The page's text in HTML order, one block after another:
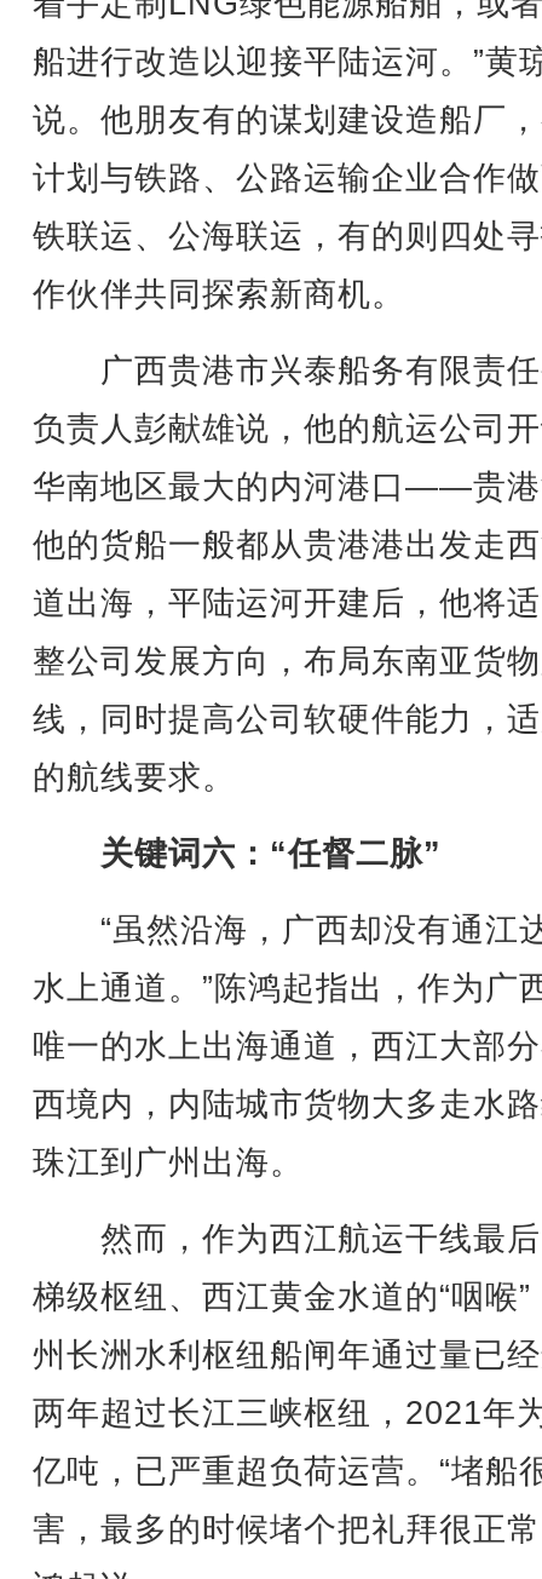
船进行改造以迎接平陆运河。”黄
说。他朋友有的谋划建设造船厂
计划与铁路、公路运输企业合作
铁联运、公海联运，有的则四处
作伙伴共同探索新商机。
广西贵港市兴泰船务有限责
负责人彭献雄说，他的航运公司
华南地区最大的内河港口——贵
他的货船一般都从贵港港出发走
道出海，平陆运河开建后，他将
整公司发展方向，布局东南亚货
线，同时提高公司软硬件能力，
的航线要求。
关键词六：“任督二脉”
“虽然沿海，广西却没有通江
水上通道。”陈鸿起指出，作为广
唯一的水上出海通道，西江大部
西境内，内陆城市货物大多走水
珠江到广州出海。
然而，作为西江航运干线最
梯级枢纽、西江黄金水道的“咽喉”
州长洲水利枢纽船闸年通过量已
两年超过长江三峡枢纽，2021年
亿吨，已严重超负荷运营。“堵船
害，最多的时候堵个把礼拜很正